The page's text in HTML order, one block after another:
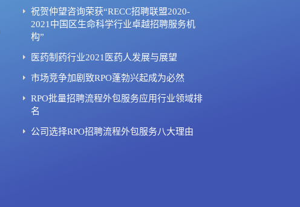
祝贺仲望咨询荣获“RECC招聘联盟2020-
2021中国区生命科学行业卓越招聘服务机
构”
医药制药行业2021医药人发展与展望
市场竞争加剧致RPO蓬勃兴起成为必然
RPO批量招聘流程外包服务应用行业领域排
名
公司选择RPO招聘流程外包服务八大理由